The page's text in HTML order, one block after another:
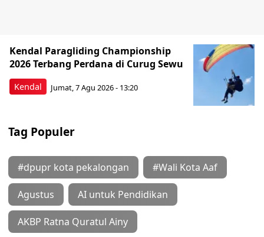
Kendal
Kendal Paragliding Championship
2026 Terbang Perdana di Curug Sewu
Jumat, 7 Agu 2026 - 13:20
Tag Populer
#dpupr kota pekalongan #Wali Kota Aaf
Agustus AI untuk Pendidikan
AKBP Ratna Quratul Ainy